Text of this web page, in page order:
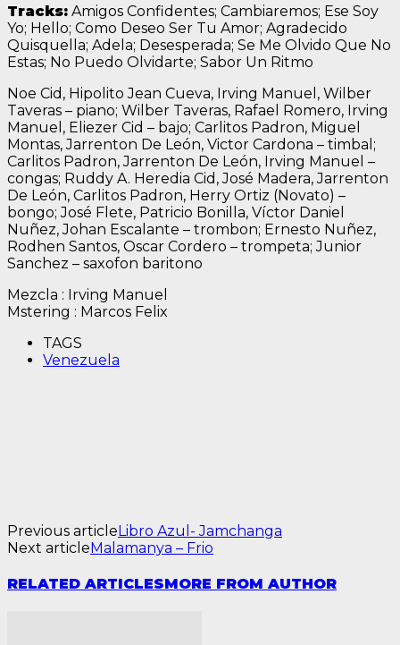
Tracks: Amigos Confidentes; Cambiaremos; Ese Soy
Yo; Hello; Como Deseo Ser Tu Amor; Agradecido
Quisquella; Adela; Desesperada; Se Me Olvido Que No
Estas; No Puedo Olvidarte; Sabor Un Ritmo
Noe Cid, Hipolito Jean Cueva, Irving Manuel, Wilber
Taveras – piano; Wilber Taveras, Rafael Romero, Irving
Manuel, Eliezer Cid – bajo; Carlitos Padron, Miguel
Montas, Jarrenton De León, Victor Cardona – timbal;
Carlitos Padron, Jarrenton De León, Irving Manuel –
congas; Ruddy A. Heredia Cid, José Madera, Jarrenton
De León, Carlitos Padron, Herry Ortiz (Novato) –
bongo; José Flete, Patricio Bonilla, Víctor Daniel
Nuñez, Johan Escalante – trombon; Ernesto Nuñez,
Rodhen Santos, Oscar Cordero – trompeta; Junior
Sanchez – saxofon baritono
Mezcla : Irving Manuel
Mstering : Marcos Felix
TAGS
Venezuela
Previous articleLibro Azul- Jamchanga
Next articleMalamanya – Frio
RELATED ARTICLESMORE FROM AUTHOR